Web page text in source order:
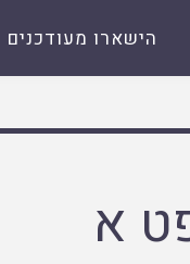
הישארו מעודכנים
א